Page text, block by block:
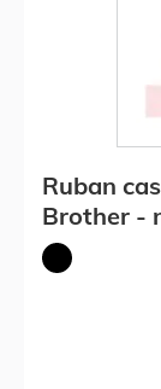
Ruban
Brother -